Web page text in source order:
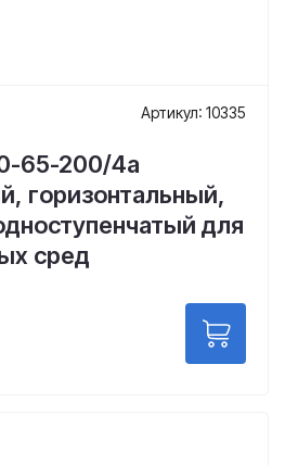
Артикул: 10335
65-200/4а
горизонтальный,
для
сред